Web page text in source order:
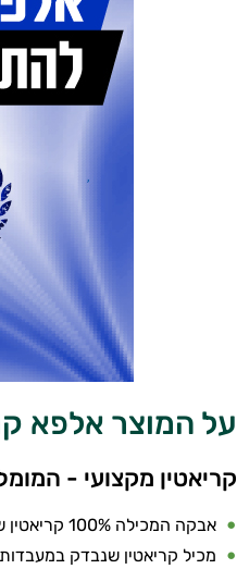
על המוצר אלפא קריאטין 150
קריאטין מקצועי -
אבקה המכילה 100% קריאטין של אלפא
מכיל קריאטין שנבדק